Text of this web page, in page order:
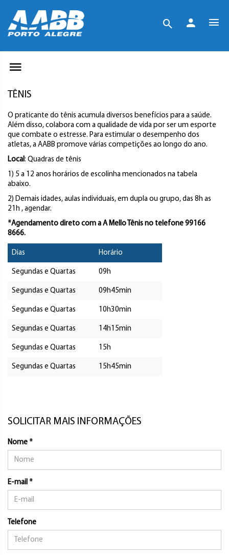
TÊNIS
O praticante do tênis acumula diversos benefícios para a saúde.
Além disso, colabora com a qualidade de vida por ser um esporte
que combate o estresse. Para estimular o desempenho dos
atletas, a AABB promove várias competições ao longo do ano.
Local: Quadras de tênis
1) 5 a 12 anos horários de escolinha mencionados na tabela
abaixo.
2) Demais idades, aulas individuais, em dupla ou grupo, das 8h as
21h , agendar.
*Agendamento direto com a A Mello Tênis no telefone 99166
8666.
Dias Horário
Segundas e Quartas 09h
Segundas e Quartas 09h45min
Segundas e Quartas 10h30min
Segundas e Quartas 14h15min
Segundas e Quartas 15h
Segundas e Quartas 15h45min
SOLICITAR MAIS INFORMAÇÕES
Nome *
E-mail *
Telefone